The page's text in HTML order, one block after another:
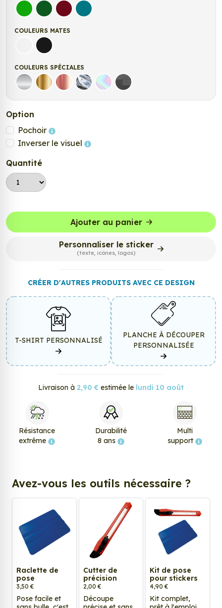
Vert clairVert FoncéBordeauxTurquoise
COULEURS MATES
Blanc matNoir Mat
COULEURS SPÉCIALES
Argent Or Rose Gold
ChromeHolographique
Carbone Noir
Option
Pochoir
Inverser le visuel
Quantité
Ajouter au panier
Personnaliser le sticker
(texte, icônes, logos)
CRÉER D'AUTRES PRODUITS AVEC CE DESIGN
T-SHIRT PERSONNALISÉ
PLANCHE À DÉCOUPER
PERSONNALISÉE
Livraison à 2,90 € estimée le lundi 10 août
Résistance
extrême
Durabilité
8 ans
Multi
support
Avez-vous les outils nécessaire ?
Raclette de
pose
3,50 €
Pose facile et
Cutter de
précision
2,00 €
Découpe
Kit de pose
pour stickers
4,90 €
Kit complet,